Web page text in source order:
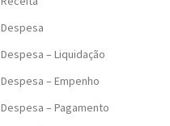
Despesa
Despesa – Liquidação
Despesa – Empenho
Despesa – Pagamento